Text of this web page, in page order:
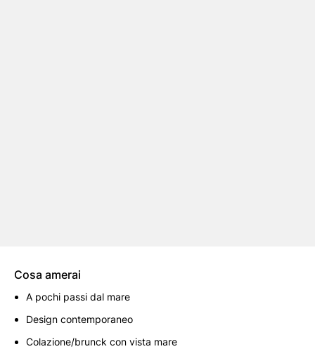
Cosa amerai
A pochi passi dal mare
Design contemporaneo
Colazione/brunck con vista mare